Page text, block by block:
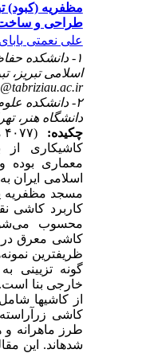
مظفریه (کبود) تبریز
طراحی و ساخت
علی نعمتی بابای لو
۱- دانشکده حفاظت
اسلامی تبریز، تبریز،
۲- دانشکده علوم
دانشگاه هنر، تهران،
(۴۰۷۷ مشاهده)
کاشیکاری از بهترین
معماری بوده و سابقه
اسلامی ایران به
مسجد مظفریه یا کبود
کاربرد کاشی نقطه
محسوب می‌شود. در
کاشی معرق در این
ظریفترین نمونه‌های آن
گونه تزیینی به کار
خارجی بنا است. علاوه
از کاشیها شامل
کاشی زرآراسته و
طرز ماهرانه و
شدهاند. این مقاله